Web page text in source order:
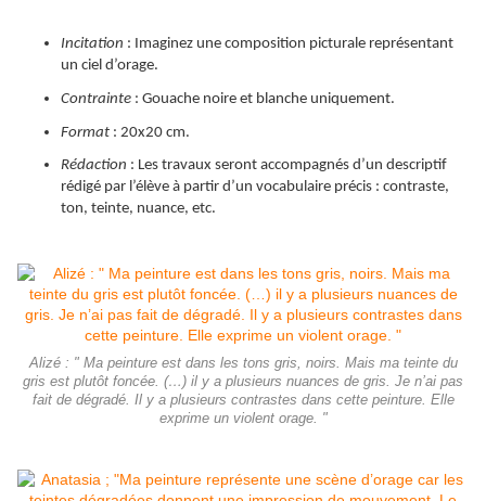
Incitation : Imaginez une composition picturale représentant
un ciel d’orage.
Contrainte : Gouache noire et blanche uniquement.
Format : 20x20 cm.
Rédaction : Les travaux seront accompagnés d’un descriptif
rédigé par l’élève à partir d’un vocabulaire précis : contraste,
ton, teinte, nuance, etc.
Alizé : " Ma peinture est dans les tons gris, noirs. Mais ma teinte du
gris est plutôt foncée. (…) il y a plusieurs nuances de gris. Je n’ai pas
fait de dégradé. Il y a plusieurs contrastes dans cette peinture. Elle
exprime un violent orage. "